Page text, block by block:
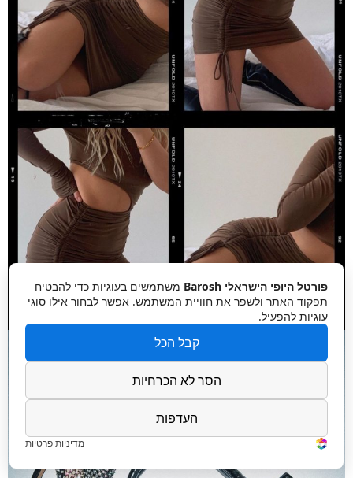
פורטל היופי הישראלי Barosh
משתמשים בעוגיות כדי להבטיח
תפקוד האתר ולשפר את חוויית המשתמש. אפשר לבחור אילו סוגי
עוגיות להפעיל.
קבל הכל
הסר לא הכרחיות
העדפות
מדיניות פרטיות